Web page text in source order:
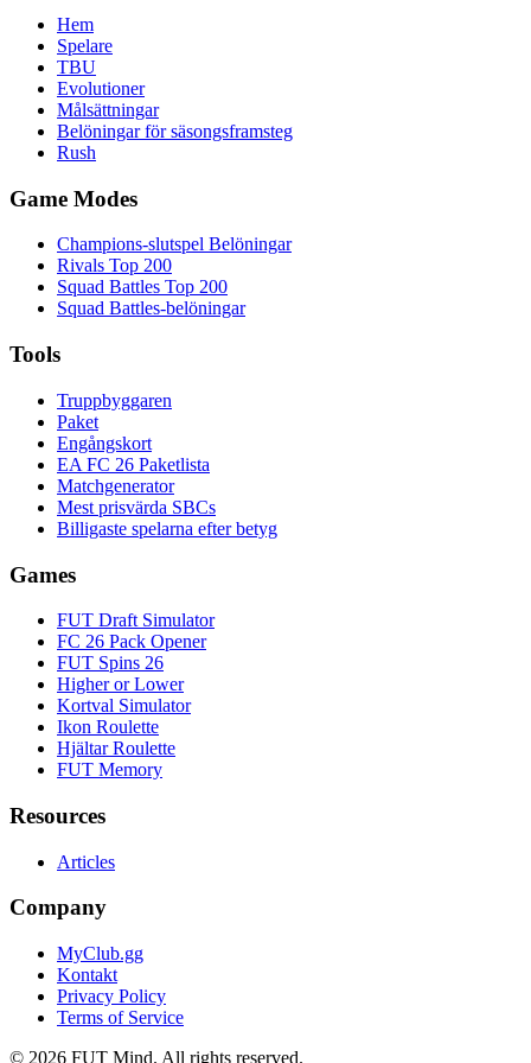
Hem
Spelare
TBU
Evolutioner
Målsättningar
Belöningar för säsongsframsteg
Rush
Game Modes
Champions-slutspel Belöningar
Rivals Top 200
Squad Battles Top 200
Squad Battles-belöningar
Tools
Truppbyggaren
Paket
Engångskort
EA FC 26 Paketlista
Matchgenerator
Mest prisvärda SBCs
Billigaste spelarna efter betyg
Games
FUT Draft Simulator
FC 26 Pack Opener
FUT Spins 26
Higher or Lower
Kortval Simulator
Ikon Roulette
Hjältar Roulette
FUT Memory
Resources
Articles
Company
MyClub.gg
Kontakt
Privacy Policy
Terms of Service
© 2026 FUT Mind. All rights reserved.